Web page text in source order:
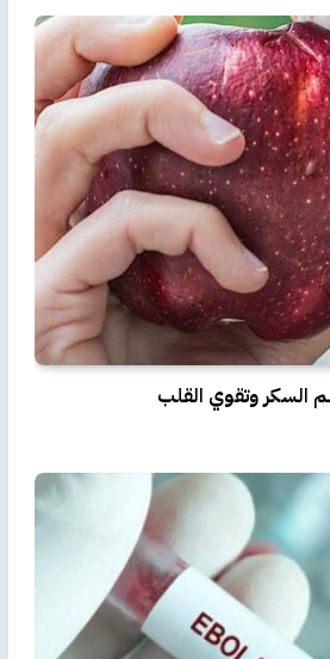
السكر وتقوي القلب